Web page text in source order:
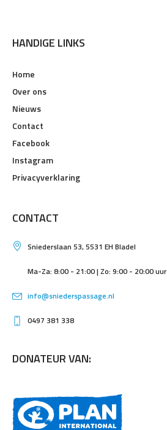
HANDIGE LINKS
Home
Over ons
Nieuws
Contact
Facebook
Instagram
Privacyverklaring
CONTACT
Sniederslaan 53, 5531 EH Bladel
Ma-Za: 8:00 - 21:00 | Zo: 9:00 - 20:00 uur
info@sniederspassage.nl
0497 381 338
DONATEUR VAN: